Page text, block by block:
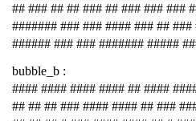
## ### ## ## ### ## ### ### ###
####### ### ### #### ### ##
###### ### ### ####### #####
bubble_b :
#### #### #### #### ## ####
## ## ## ### #### #### ## ###